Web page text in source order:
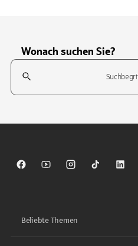
Wonach suchen Sie?
Suchfeld
Sparkasse auf Facebook
Sparkasse auf Youtube
Sparkasse auf
Sparkasse
Beliebte Themen